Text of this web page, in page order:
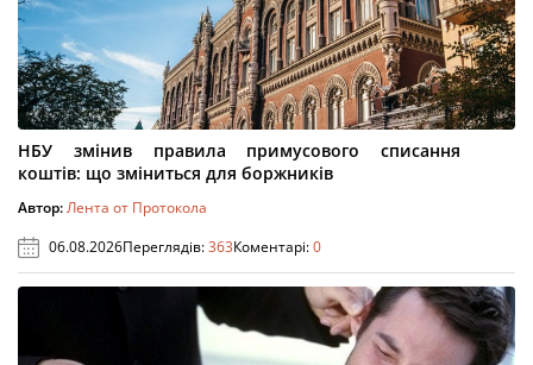
НБУ змінив правила примусового списання
коштів: що зміниться для боржників
Автор:Лента от Протокола
06.08.2026Переглядів:363Коментарі:0